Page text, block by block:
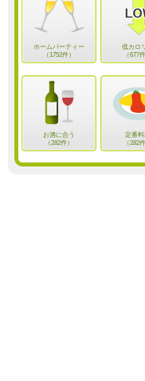
ホームパーティー
（1752件）
低カロ
（677件
お酒に合う
（282件）
定番料
（282件